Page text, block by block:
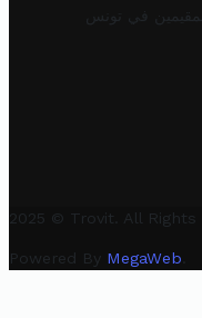
في تونس
2025 © Trovit. All Rights
Powered By MegaWeb